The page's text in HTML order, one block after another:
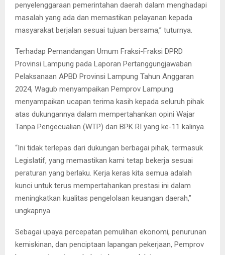
penyelenggaraan pemerintahan daerah dalam menghadapi
masalah yang ada dan memastikan pelayanan kepada
masyarakat berjalan sesuai tujuan bersama,” tuturnya.
Terhadap Pemandangan Umum Fraksi-Fraksi DPRD
Provinsi Lampung pada Laporan Pertanggungjawaban
Pelaksanaan APBD Provinsi Lampung Tahun Anggaran
2024, Wagub menyampaikan Pemprov Lampung
menyampaikan ucapan terima kasih kepada seluruh pihak
atas dukungannya dalam mempertahankan opini Wajar
Tanpa Pengecualian (WTP) dari BPK RI yang ke-11 kalinya.
“Ini tidak terlepas dari dukungan berbagai pihak, termasuk
Legislatif, yang memastikan kami tetap bekerja sesuai
peraturan yang berlaku. Kerja keras kita semua adalah
kunci untuk terus mempertahankan prestasi ini dalam
meningkatkan kualitas pengelolaan keuangan daerah,”
ungkapnya.
Sebagai upaya percepatan pemulihan ekonomi, penurunan
kemiskinan, dan penciptaan lapangan pekerjaan, Pemprov